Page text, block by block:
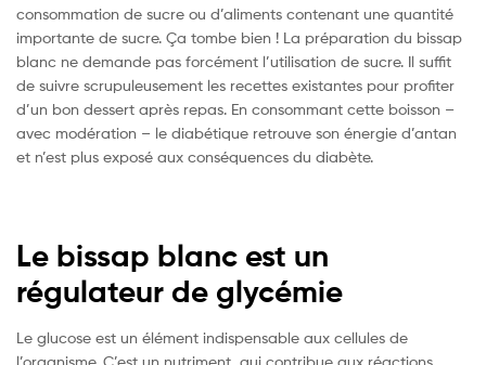
consommation de sucre ou d’aliments contenant une quantité
importante de sucre. Ça tombe bien ! La préparation du bissap
blanc ne demande pas forcément l’utilisation de sucre. Il suffit
de suivre scrupuleusement les recettes existantes pour profiter
d’un bon dessert après repas. En consommant cette boisson –
avec modération – le diabétique retrouve son énergie d’antan
et n’est plus exposé aux conséquences du diabète.
Le bissap blanc est un
régulateur de glycémie
Le glucose est un élément indispensable aux cellules de
l’organisme. C’est un nutriment qui contribue aux réactions